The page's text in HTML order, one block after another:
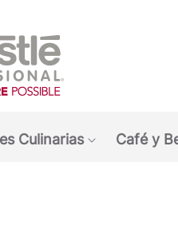
Culinarias
Show
Café y